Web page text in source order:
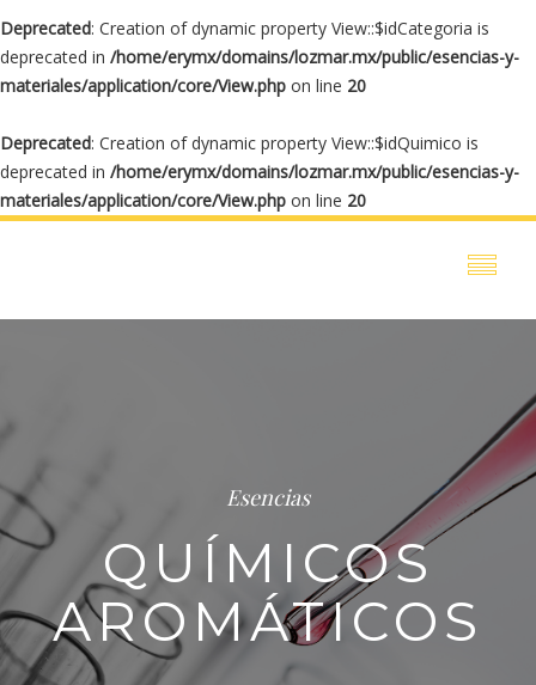
Deprecated: Creation of dynamic property View::$idCategoria is
deprecated in /home/erymx/domains/lozmar.mx/public/esencias-y-
materiales/application/core/View.php on line 20
Deprecated: Creation of dynamic property View::$idQuimico is
deprecated in /home/erymx/domains/lozmar.mx/public/esencias-y-
materiales/application/core/View.php on line 20
Esencias
QUÍMICOS
AROMÁTICOS